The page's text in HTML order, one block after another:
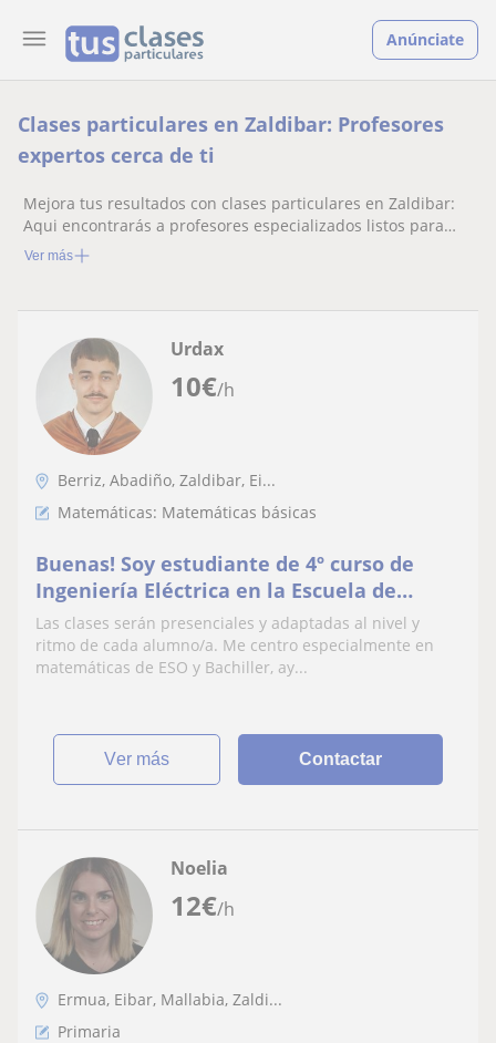
Anúnciate
Clases particulares en Zaldibar: Profesores
expertos cerca de ti
Mejora tus resultados con clases particulares en Zaldibar:
Aqui encontrarás a profesores especializados listos para
ayudarte.
Ver más
10€/h
Urdax
Berriz, Abadiño, Zaldibar, Ei...
Matemáticas: Matemáticas básicas
Buenas! Soy estudiante de 4º curso de
Ingeniería Eléctrica en la Escuela de
Ingeniería de Bilbao
Las clases serán presenciales y adaptadas al nivel y
ritmo de cada alumno/a. Me centro especialmente en
matemáticas de ESO y Bachiller, ay...
ver más Contactar
12€/h
Noelia
Ermua, Eibar, Mallabia, Zaldi...
Primaria